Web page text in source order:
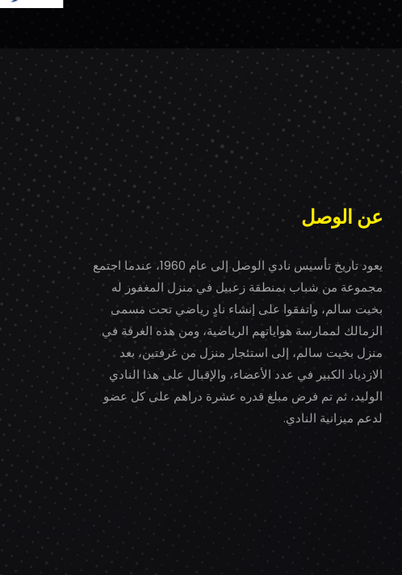
عن الوصل
يعود تاريخ تأسيس نادي الوصل إلى عام 1960، عندما اجتمع
مجموعة من شباب بمنطقة زعبيل في منزل المغفور له
بخيت سالم، واتفقوا على إنشاء نادٍ رياضي تحت مسمى
الزمالك لممارسة هواياتهم الرياضية، ومن هذه الغرفة في
منزل بخيت سالم، إلى استئجار منزل من غرفتين، بعد
الازدياد الكبير في عدد الأعضاء، والإقبال على هذا النادي
الوليد، ثم تم فرض مبلغ قدره عشرة دراهم على كل عضو
لدعم ميزانية النادي.